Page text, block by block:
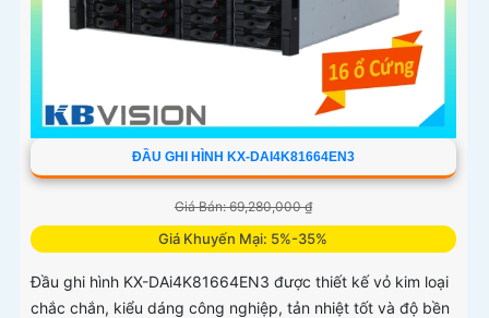
ĐẦU GHI HÌNH KX-DAI4K81664EN3
Giá Bán: 69,280,000 ₫
Giá Khuyến Mại: 5%-35%
Đầu ghi hình KX-DAi4K81664EN3 được thiết kế vỏ kim loại
chắc chắn, kiểu dáng công nghiệp, tản nhiệt tốt và độ bền